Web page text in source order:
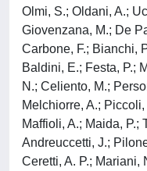
Olmi, S.; Oldani, A.;
Giovenzana, M.; De
Carbone, F.; Bianchi,
Baldini, E.; Festa, P.;
N.; Celiento, M.;
Melchiorre, A.;
Maffioli, A.; Maida, P.;
Andreuccetti, J.;
Ceretti, A. P.; Mariani,